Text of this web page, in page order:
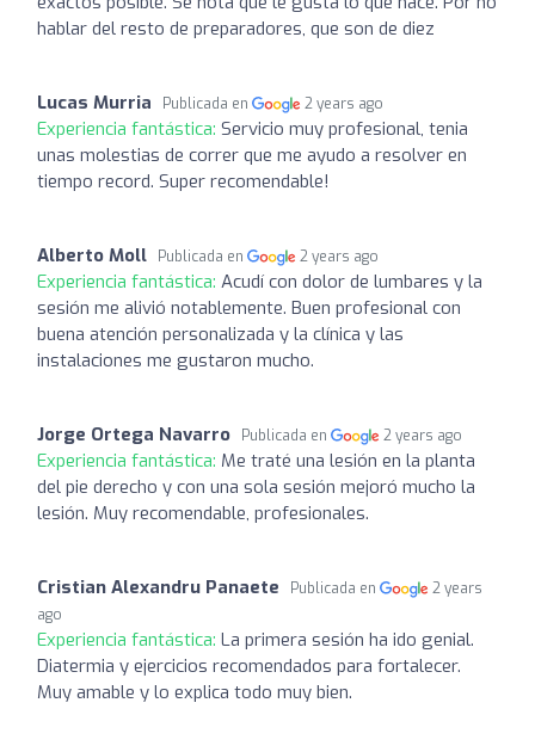
hablar del resto de preparadores, que son de diez
Lucas Murria Publicada en 2 years ago
Experiencia fantástica: Servicio muy profesional, tenia
unas molestias de correr que me ayudo a resolver en
tiempo record. Super recomendable!
Alberto Moll Publicada en 2 years ago
Experiencia fantástica: Acudí con dolor de lumbares y la
sesión me alivió notablemente. Buen profesional con
buena atención personalizada y la clínica y las
instalaciones me gustaron mucho.
Jorge Ortega Navarro Publicada en 2 years ago
Experiencia fantástica: Me traté una lesión en la planta
del pie derecho y con una sola sesión mejoró mucho la
lesión. Muy recomendable, profesionales.
Cristian Alexandru Panaete Publicada en
2 years
ago
Experiencia fantástica: La primera sesión ha ido genial.
Diatermia y ejercicios recomendados para fortalecer.
Muy amable y lo explica todo muy bien.